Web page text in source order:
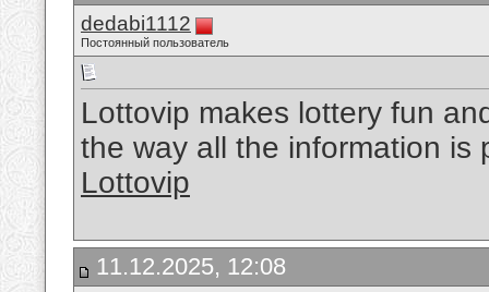
dedabi1112
Постоянный пользователь
Lottovip makes lottery fun
the way all the information is
Lottovip
11.12.2025, 12:08